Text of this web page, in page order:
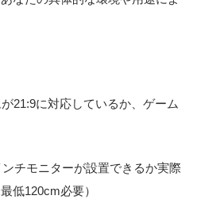
21:9に対応しているか、ゲーム
チモニターが設置できるか実際
低120cm必要）